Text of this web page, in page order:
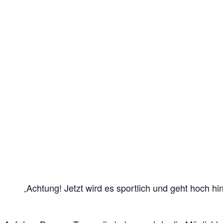
Achtung! Jetzt wird es sportlich und geht hoch